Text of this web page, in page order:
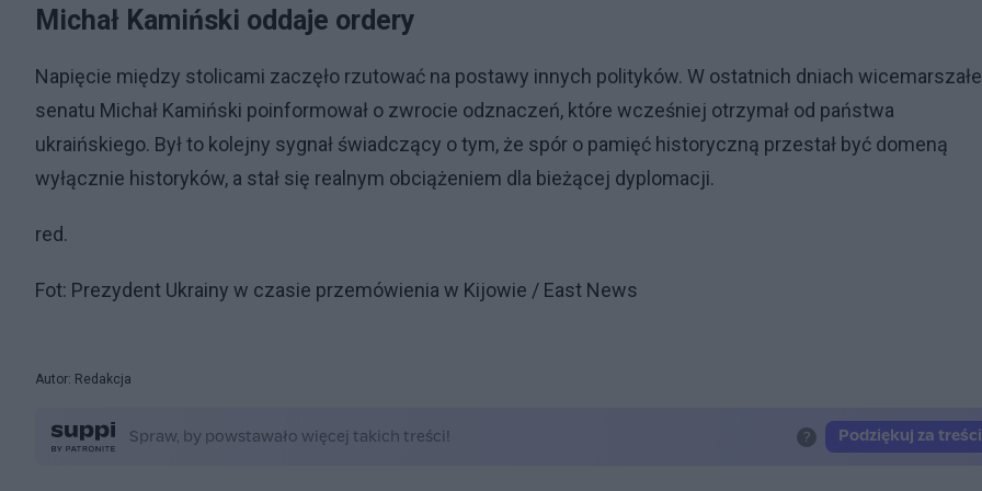
Michał Kamiński oddaje ordery
Napięcie między stolicami zaczęło rzutować na postawy innych polityków. W ostatnich dniach
senatu Michał Kamiński poinformował o zwrocie odznaczeń, które wcześniej otrzymał od państwa
ukraińskiego. Był to kolejny sygnał świadczący o tym, że spór o pamięć historyczną przestał być domeną
wyłącznie historyków, a stał się realnym obciążeniem dla bieżącej dyplomacji.
red.
Fot: Prezydent Ukrainy w czasie przemówienia w Kijowie / East News
Autor: Redakcja